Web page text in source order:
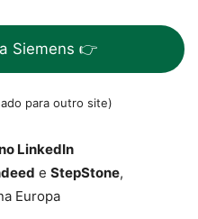
Siemens 👉
para outro site)
LinkedIn
e StepStone,
Europa